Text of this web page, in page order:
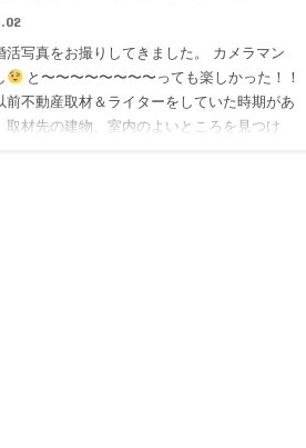
活写真をお撮りしてきました。 カメラマン
と〜〜〜〜〜〜〜〜っても楽しかった！！
前不動産取材＆ライターをしていた時期があ
取材先の建物、室内のよいところを見つけ